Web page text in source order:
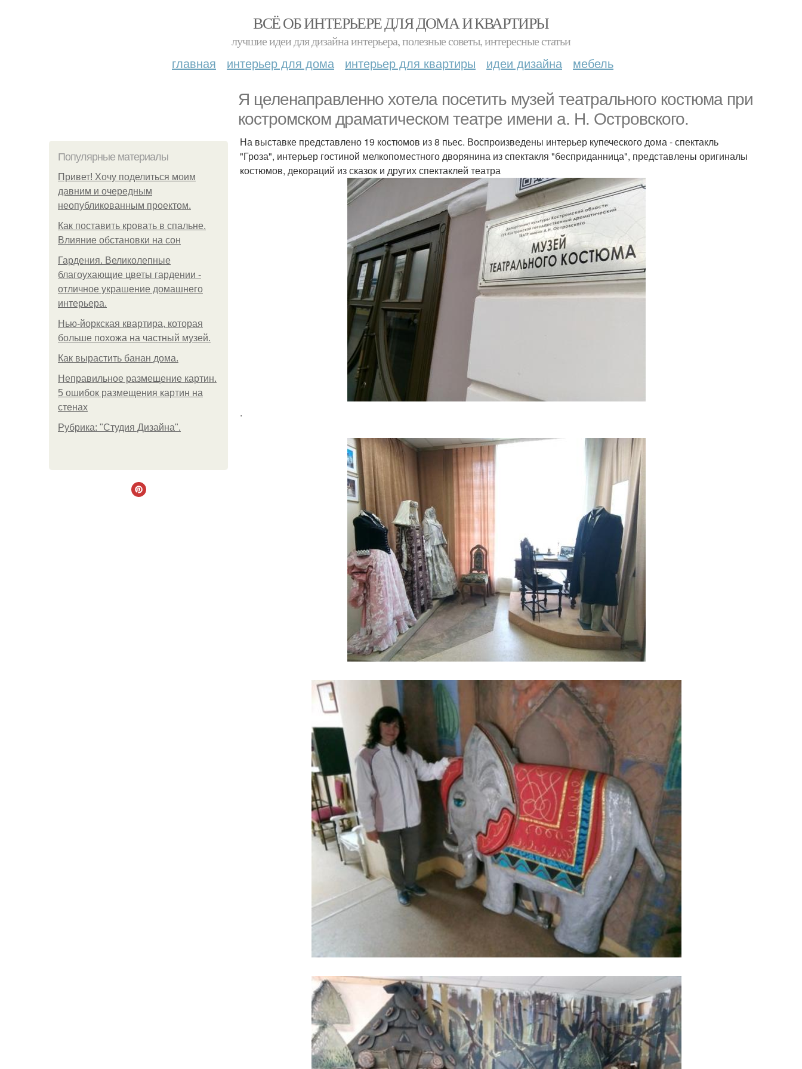
ВСЁ ОБ ИНТЕРЬЕРЕ ДЛЯ ДОМА И КВАРТИРЫ
лучшие идеи для дизайна интерьера, полезные советы, интересные статьи
главная интерьер для дома интерьер для квартиры идеи дизайна мебель
Я целенаправленно хотела посетить музей театрального костюма при
костромском драматическом театре имени а. Н. Островского.
Популярные материалы
Привет! Хочу поделиться моим
давним и очередным
неопубликованным проектом.
Как поставить кровать в спальне.
Влияние обстановки на сон
Гардения. Великолепные
благоухающие цветы гардении -
отличное украшение домашнего
интерьера.
Нью-йоркская квартира, которая
больше похожа на частный музей.
Как вырастить банан дома.
Неправильное размещение картин.
5 ошибок размещения картин на
стенах
Рубрика: "Студия Дизайна".
На выставке представлено 19 костюмов из 8 пьес. Воспроизведены интерьер купеческого дома - спектакль
"Гроза", интерьер гостиной мелкопоместного дворянина из спектакля "бесприданница", представлены оригиналы
костюмов, декораций из сказок и других спектаклей театра
.